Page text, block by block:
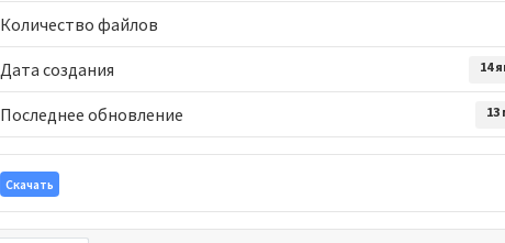
Количество файлов
Дата создания 14
Последнее обновление 13
Скачать